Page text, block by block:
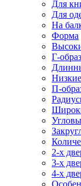
Для
Для
На
Форма
Г-
Низкие
П-
2-х
3-х
4-х